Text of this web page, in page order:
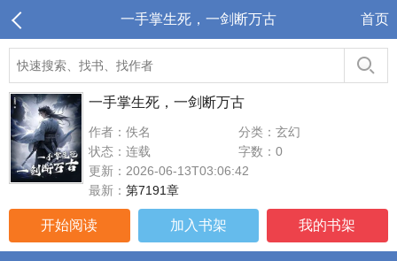
一手掌生死，一剑断万古 首页
一手掌生死，一剑断万古
作者：佚名
分类：玄幻
状态：连载
字数：0
更新：2026-06-13T03:06:42
最新： 第7191章
开始阅读 加入书架 我的书架